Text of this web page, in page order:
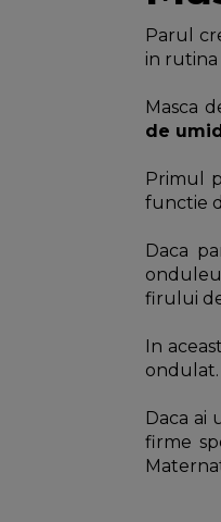
Parul
in rutina
Masca
de
Primul
functie
Daca
firului
In
ondulat.
Daca ai
firme